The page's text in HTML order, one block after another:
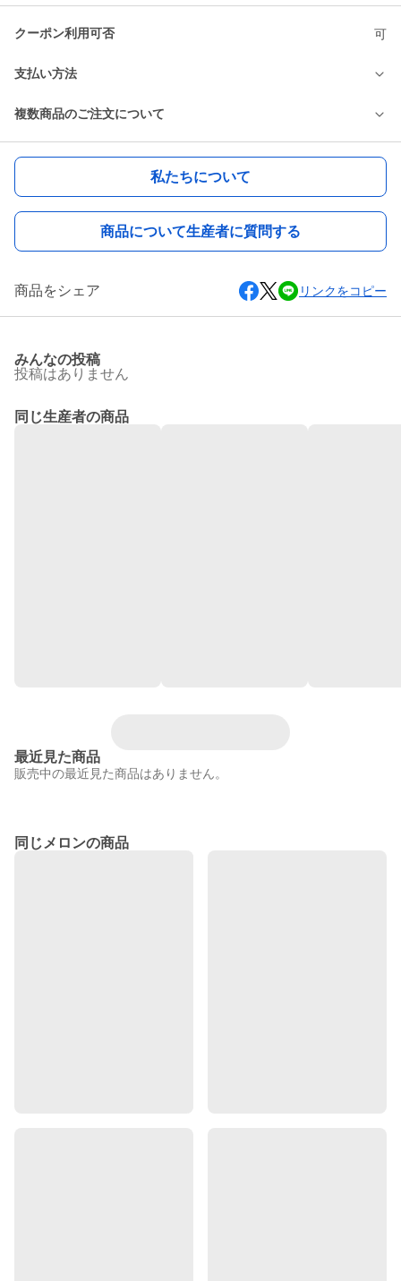
クーポン利用可否 可
支払い方法
複数商品のご注文について
私たちについて
商品について生産者に質問する
商品をシェア リンクをコピー
みんなの投稿
投稿はありません
同じ生産者の商品
最近見た商品
販売中の最近見た商品はありません。
同じメロンの商品